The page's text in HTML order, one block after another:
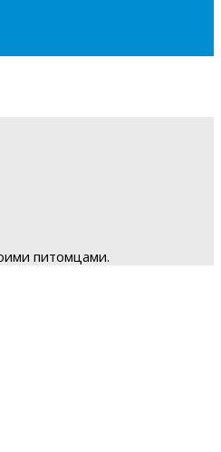
питомцами.